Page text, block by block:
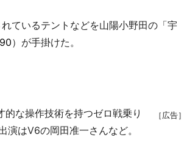
ているテントなどを山陽小野田の「宇
）が手掛けた。
［広告］
な操作技術を持つゼロ戦乗り
はV6の岡田准一さんなど。